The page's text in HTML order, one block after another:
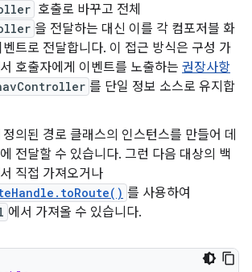
호출로 바꾸고 전체
을 전달하는 대신 이를 각 컴포저블 화
트로 전달합니다. 이 접근 방식은 구성 가
호출자에게 이벤트를 노출하는 권장사항
를 단일 정보 소스로 유지합
의된 경로 클래스의 인스턴스를 만들어 데
전달할 수 있습니다. 그런 다음 대상의 백
직접 가져오거나
를 사용하여
에서 가져올 수 있습니다.